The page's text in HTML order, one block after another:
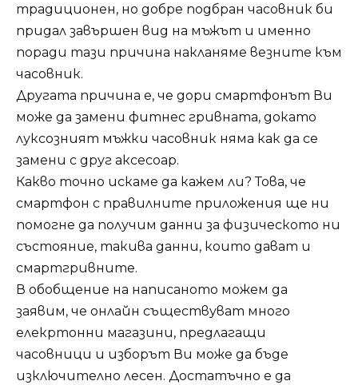
традиционен, но добре подбран часовник би
придал завършен вид на мъжът и именно
поради тази причина накланяме везните към
часовник.
Другата причина е, че дори смартфонът Ви
може да замени фитнес гривната, докато
луксозният мъжки часовник няма как да се
замени с друг аксесоар.
Какво точно искаме да кажем ли? Това, че
смартфон с правилните приложения ще ни
помогне да получим данни за физическото ни
състояние, такива данни, които дават и
смартгривните.
В обобщение на написаното можем да
заявим, че онлайн съществуват много
елекртонни магазини, предлагащи
часовници и изборът Ви може да бъде
изключително лесен. Достатъчно е да